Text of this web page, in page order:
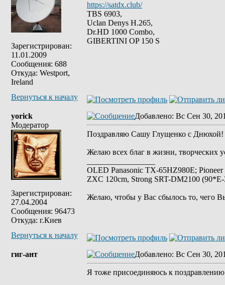
Зарегистрирован:
11.01.2009
Сообщения: 688
Откуда: Westport,
Ireland
https://satdx.club/
TBS 6903,
Uclan Denys H.265,
Dr.HD 1000 Combo,
GIBERTINI OP 150 S
Вернуться к началу
yorick
Модератор
Зарегистрирован:
27.04.2004
Сообщения: 96473
Откуда: г.Киев
Добавлено: Вс Сен 30,
Поздравляю Сашу Глущенко с Днюхой!
Желаю всех благ в жизни, творческих
OLED Panasonic TX-65HZ980E;
ZXC 120cm, Strong SRT-DM2100
Желаю, чтобы у Вас сбылось то, чего
Вернуться к началу
гиг-ант Добавлено: Вс Сен 30,
Я тоже присоединяюсь к